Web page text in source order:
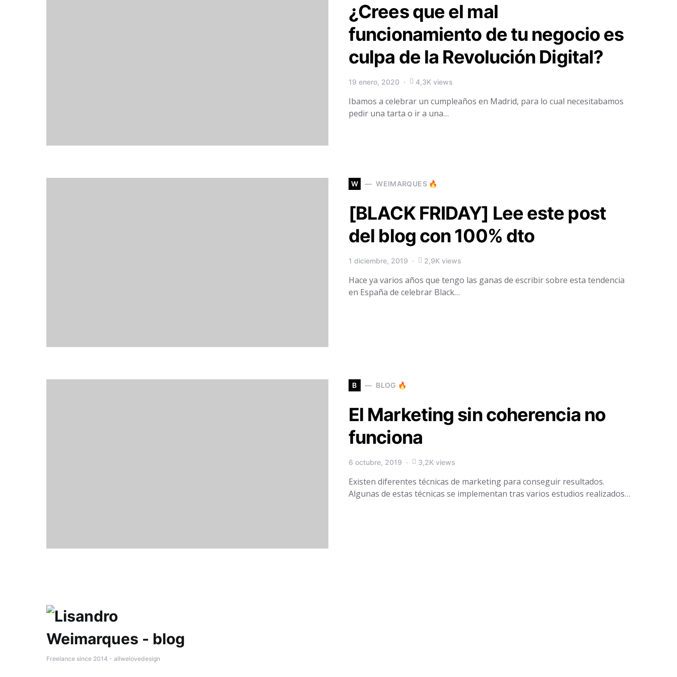
¿Crees que el mal
funcionamiento de tu negocio es
culpa de la Revolución Digital?
19 enero, 2020 4,3K views
Ibamos a celebrar un cumpleaños en Madrid, para lo cual necesitabamos
pedir una tarta o ir a una…
W WEIMARQUES 🔥
[BLACK FRIDAY] Lee este post
del blog con 100% dto
1 diciembre, 2019 2,9K views
Hace ya varios años que tengo las ganas de escribir sobre esta tendencia
en España de celebrar Black…
B BLOG 🔥
El Marketing sin coherencia no
funciona
6 octubre, 2019 3,2K views
Existen diferentes técnicas de marketing para conseguir resultados.
Algunas de estas técnicas se implementan tras varios estudios realizados…
Freelance since 2014 - allwelovedesign